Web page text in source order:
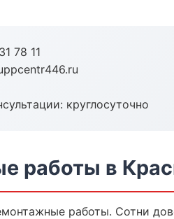
78 11
круглосуточно
работы в
работы. Сотни